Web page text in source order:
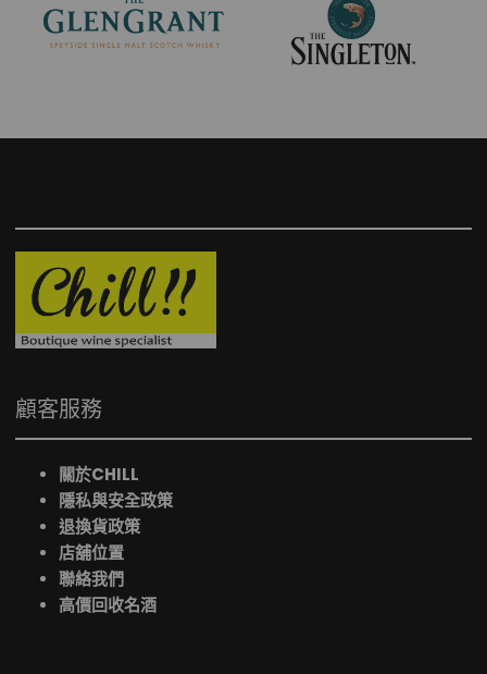
顧客服務
關於CHILL
隱私與安全政策
退換貨政策
店舖位置
聯絡我們
高價回收名酒